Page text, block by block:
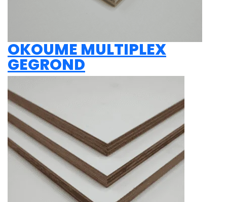
OKOUME MULTIPLEX
GEGROND